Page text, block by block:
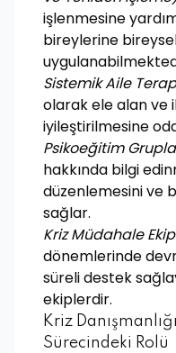
işlenmesine
bireylerine
Sistemik Aile
olarak ele alan ve
iyileştirilmesine
Psikoeğitim
hakkında bilgi
düzenlemesini ve
sağlar.
Kriz Müdahale
dönemlerinde
süreli destek
ekiplerdir.
Kriz
Sürecindeki Rolü